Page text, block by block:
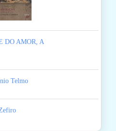
DO AMOR, A
Telmo